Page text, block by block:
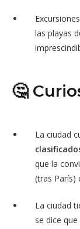
las playas
🤔
La ciudad
que la
(tras París)
La ciudad
se dice